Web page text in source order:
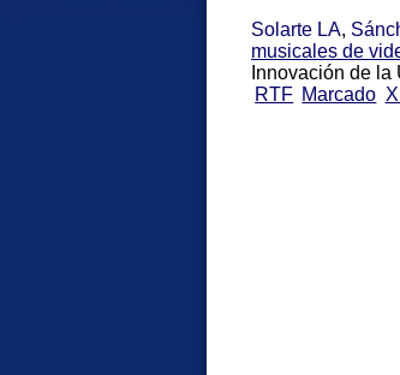
Solarte LA,
musicales de
Innovación de
RTF Marcado